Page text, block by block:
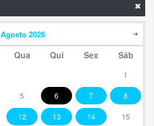
Agosto 2026
Qua Qui Sex Sáb
1
5 6 7 8
12 13 14 15